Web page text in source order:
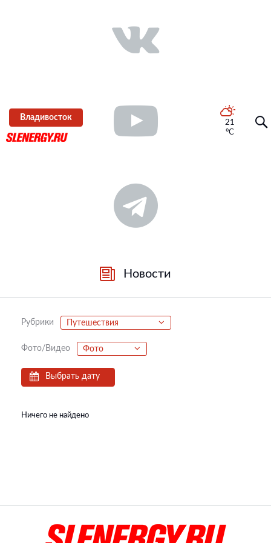
Владивосток
21
°C
Новости
Рубрики Путешествия
Фото/Видео Фото
Выбрать дату
Ничего не найдено